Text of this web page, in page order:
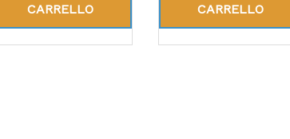
CARRELLO
CARRELLO